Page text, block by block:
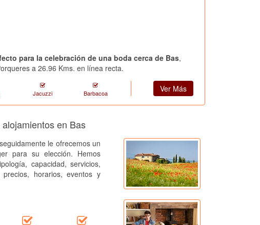
para la celebración de una boda cerca de Bas,
a 26.96 Kms. en línea recta.
Jacuzzi Barbacoa Ver Más
en Bas
le ofrecemos un
para su elección. Hemos
capacidad, servicios,
horarios, eventos y